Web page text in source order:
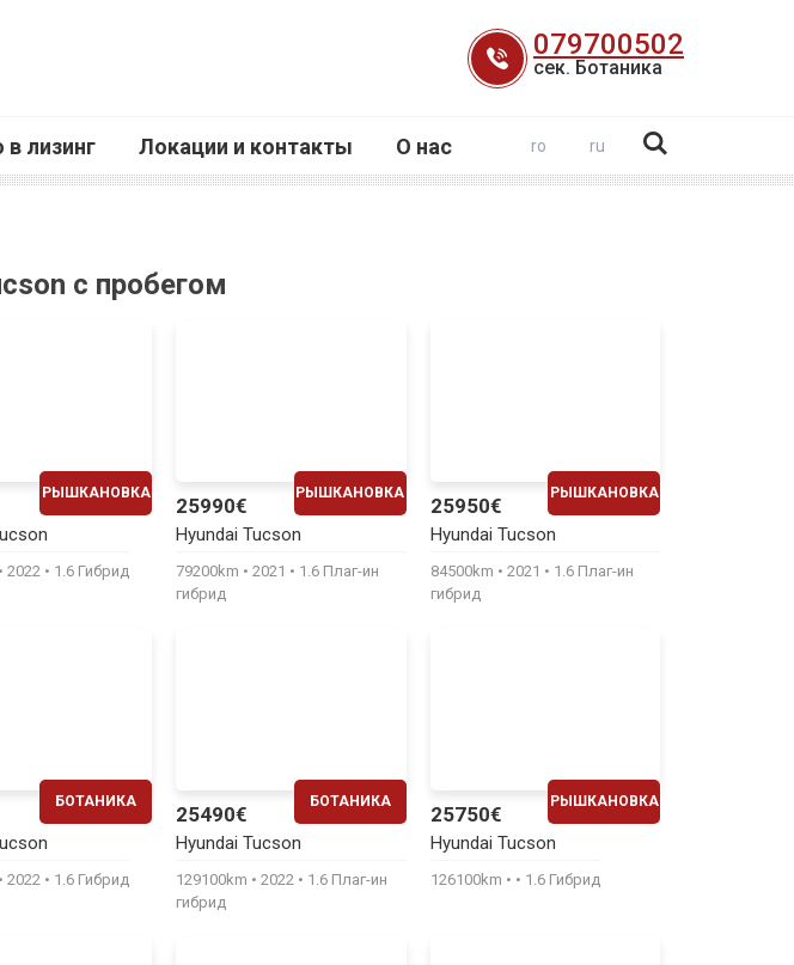
079700502
сек. Ботаника
в лизинг Локации и контакты О нас ro ru
с пробегом
РЫШКАНОВКА
2022 1.6 Гибрид
РЫШКАНОВКА
25990€
Hyundai Tucson
79200km 2021
1.6 Плаг-ин
гибрид
РЫШКАНОВКА
25950€
Hyundai Tucson
84500km 2021
1.6 Плаг-ин
гибрид
БОТАНИКА
2022 1.6 Гибрид
БОТАНИКА
25490€
Hyundai Tucson
129100km 2022
1.6 Плаг-ин
гибрид
РЫШКАНОВКА
25750€
Hyundai Tucson
126100km 1.6 Гибрид